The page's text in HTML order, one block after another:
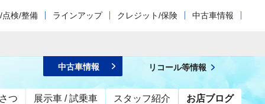
点検/整備 ラインアップ クレジット/保険 中古車情報
つ 展示車 / 試乗車 スタッフ紹介 お店ブログ
中古車情報 リコール等情報